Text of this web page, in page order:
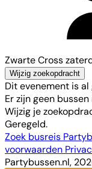
Zwarte Cross
Wijzig zoekopdracht
Dit evenement is
Er zijn geen
Wijzig je
Geregeld.
Zoek busreis
voorwaarden
Partybussen.nl,